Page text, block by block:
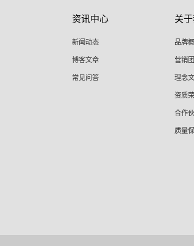
资讯中心
新闻动态
博客文章
常见问答
关
品牌
营销
理念
资质
合作
质量